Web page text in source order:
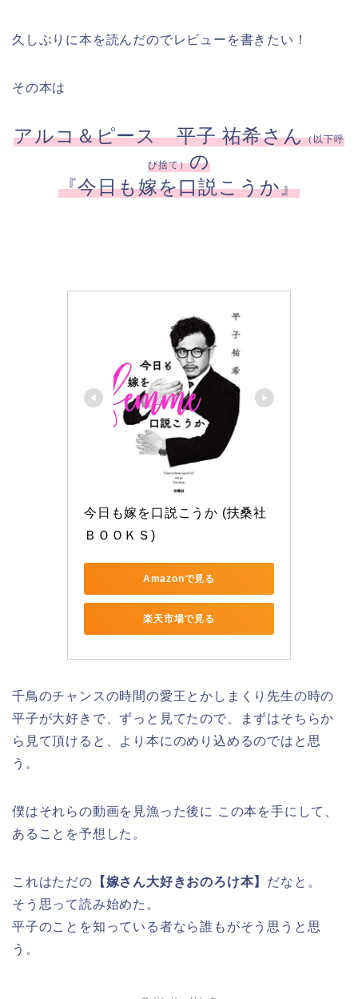
久しぶりに本を読んだのでレビューを書きたい！
その本は
アルコ＆ピース 平子 祐希さん（以下呼
び捨て）の
『今日も嫁を口説こうか』
今日も嫁を口説こうか (扶桑社
ＢＯＯＫＳ)
Amazonで見る
楽天市場で見る
千鳥のチャンスの時間の愛王とかしまくり先生の時の
平子が大好きで、ずっと見てたので、まずはそちらか
ら見て頂けると、 より本にのめり込めるのではと思
う。
僕はそれらの動画を見漁った後に この本を手にして、
あることを予想した。
これはただの 【嫁さん大好きおのろけ本】 だなと。
そう思って読み始めた。
平子のことを知っている者なら誰もがそう思うと思
う。